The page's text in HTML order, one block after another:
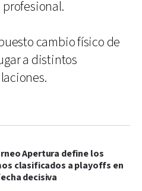
cambio físico de
a distintos
Apertura define los
clasificados a playoffs en
decisiva